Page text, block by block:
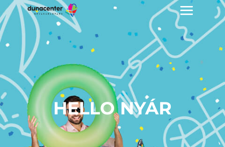
HELLO NYÁR